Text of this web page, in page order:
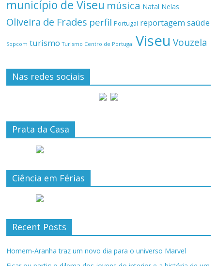
município de Viseu música Natal Nelas
Oliveira de Frades perfil Portugal reportagemsaúde
Sopcom turismo Turismo Centro de Portugal Viseu Vouzela
Nas redes sociais
Prata da Casa
Ciência em Férias
Recent Posts
Homem-Aranha traz um novo dia para o universo Marvel